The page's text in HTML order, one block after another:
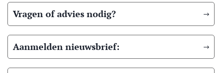
Vragen of advies nodig?
Aanmelden nieuwsbrief: